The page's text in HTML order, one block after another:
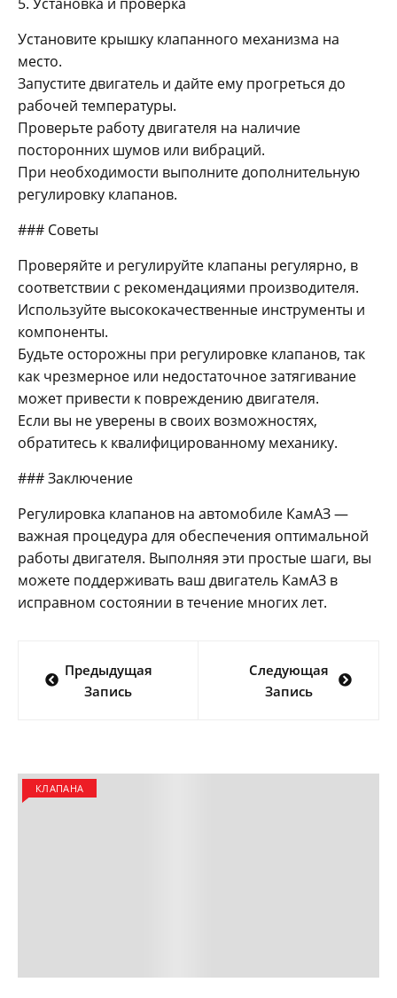
5. Установка и проверка
Установите крышку клапанного механизма на
место.
Запустите двигатель и дайте ему прогреться до
рабочей температуры.
Проверьте работу двигателя на наличие
посторонних шумов или вибраций.
При необходимости выполните дополнительную
регулировку клапанов.
### Советы
Проверяйте и регулируйте клапаны регулярно, в
соответствии с рекомендациями производителя.
Используйте высококачественные инструменты и
компоненты.
Будьте осторожны при регулировке клапанов, так
как чрезмерное или недостаточное затягивание
может привести к повреждению двигателя.
Если вы не уверены в своих возможностях,
обратитесь к квалифицированному механику.
### Заключение
Регулировка клапанов на автомобиле КамАЗ —
важная процедура для обеспечения оптимальной
работы двигателя. Выполняя эти простые шаги, вы
можете поддерживать ваш двигатель КамАЗ в
исправном состоянии в течение многих лет.
по
Предыдущая
Запись
Следующая
Запись
КЛАПАНА